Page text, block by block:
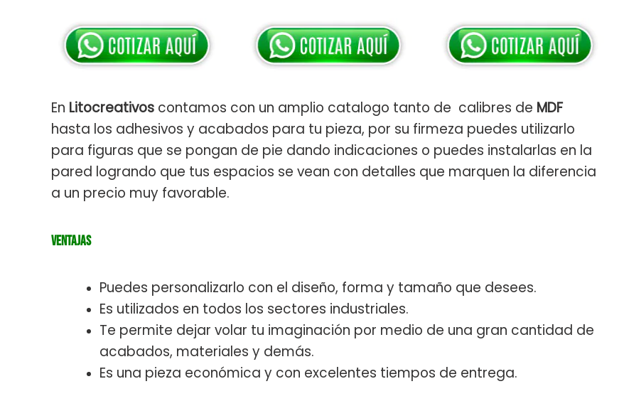
En Litocreativos contamos con un amplio catalogo tanto de calibres de MDF
hasta los adhesivos y acabados para tu pieza, por su firmeza puedes utilizarlo
para figuras que se pongan de pie dando indicaciones o puedes instalarlas en la
pared logrando que tus espacios se vean con detalles que marquen la diferencia
a un precio muy favorable.
Ventajas
Puedes personalizarlo con el diseño, forma y tamaño que desees.
Es utilizados en todos los sectores industriales.
Te permite dejar volar tu imaginación por medio de una gran cantidad de
acabados, materiales y demás.
Es una pieza económica y con excelentes tiempos de entrega.